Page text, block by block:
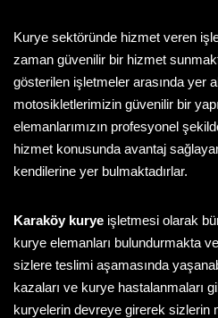
Kurye sektöründe hizmet veren
zaman güvenilir bir hizmet
gösterilen işletmeler arasında yer
motosikletlerimizin güvenilir bir
elemanlarımızın profesyonel
hizmet konusunda avantaj
kendilerine yer bulmaktadırlar.
Karaköy kurye işletmesi olarak
kurye elemanları bulundurmakta
sizlere teslimi aşamasında
kazaları ve kurye hastalanmaları
kuryelerin devreye girerek sizlerin